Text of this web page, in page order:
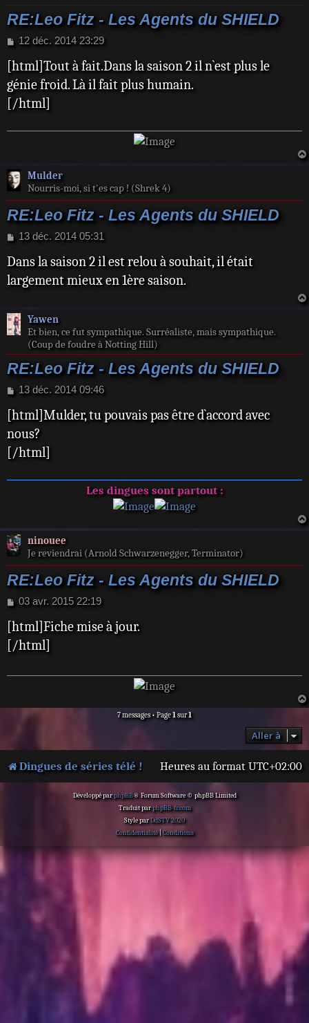
RE:Leo Fitz - Les Agents du SHIELD
M
s
s
a
g
12 déc. 2014 23:29
[html]Tout à fait.Dans la saison 2 il n`est plus le
génie froid. Là il fait plus humain.
[/html]
Mulder
Nourris-moi, si t'es cap ! (Shrek 4)
RE:Leo Fitz - Les Agents du SHIELD
M
s
a
13 déc. 2014 05:31
Dans la saison 2 il est relou à souhait, il était
largement mieux en 1ère saison.
Yawen
Et bien, ce fut sympathique. Surréaliste, mais sympathique.
(Coup de foudre à Notting Hill)
RE:Leo Fitz - Les Agents du SHIELD
M
s
a
g
13 déc. 2014 09:46
[html]Mulder, tu pouvais pas être d`accord avec
nous?
[/html]
Les dingues sont partout :
ninouee
Je reviendrai (Arnold Schwarzenegger, Terminator)
RE:Leo Fitz - Les Agents du SHIELD
M
s
s
a
e
03 avr. 2015 22:19
[html]Fiche mise à jour.
[/html]
7 messages • Page1sur1
Aller à
Dingues de séries télé ! Heures au format UTC+02:00
Développé parphpBB® Forum Software © phpBB Limited
Traduit parphpBB-fr.com
Style parDdSTV 2020
Confidentialité| Conditions